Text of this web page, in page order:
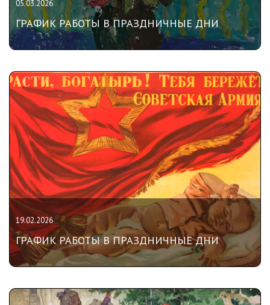
05.03.2026
ГРАФИК РАБОТЫ В ПРАЗДНИЧНЫЕ ДНИ
19.02.2026
ГРАФИК РАБОТЫ В ПРАЗДНИЧНЫЕ ДНИ